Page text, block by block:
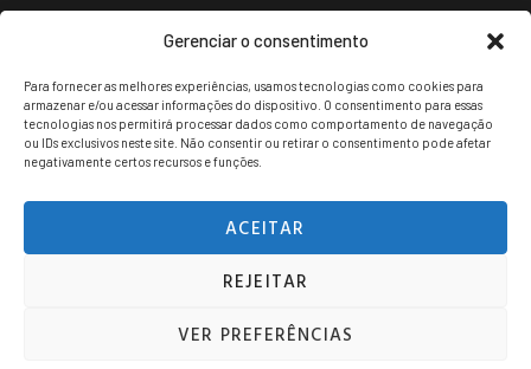
Gerenciar o consentimento
Para fornecer as melhores experiências, usamos tecnologias como cookies para
armazenar e/ou acessar informações do dispositivo. O consentimento para essas
tecnologias nos permitirá processar dados como comportamento de navegação
ou IDs exclusivos neste site. Não consentir ou retirar o consentimento pode afetar
negativamente certos recursos e funções.
ACEITAR
REJEITAR
VER PREFERÊNCIAS
ENVIAR
Viagem jovem copyright © 2024. Todos os direitos reservados.
POLITICA DE PRIVACIDADE TERMOS DE USO